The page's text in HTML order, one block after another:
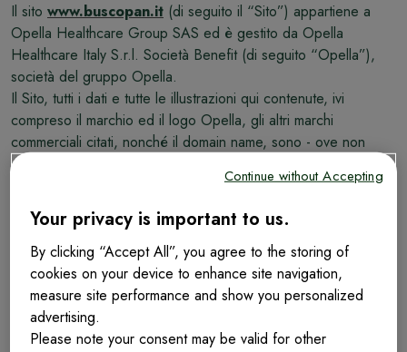
Il sito www.buscopan.it (di seguito il “Sito”) appartiene a
Opella Healthcare Group SAS ed è gestito da Opella
Healthcare Italy S.r.l. Società Benefit (di seguito “Opella”),
società del gruppo Opella.
Il Sito, tutti i dati e tutte le illustrazioni qui contenute, ivi
compreso il marchio ed il logo Opella, gli altri marchi
commerciali citati, nonché il domain name, sono - ove non
diversamente indicato - di esclusiva proprietà di Opella o dei
soggetti che verranno di volta in volta indicati e che hanno
attribuito a Opella il diritto di utilizzo.
Ai sensi della normativa in materia di diritto d'autore, non può
essere fatto alcun uso dei contenuti presenti nel Sito da parte
di terzi senza il preventivo consenso scritto dei relativi titolari.
E' espressamente vietata la riproduzione, con qualsiasi mezzo,
anche elettronico, dei contenuti, nonché eventuali operazioni
di modifica, pubblicazione, traduzione, trasmissione,
Your privacy is important to us.
By clicking “Accept All”, you agree to the storing of
cookies on your device to enhance site navigation,
measure site performance and show you personalized
advertising.
Please note your consent may be valid for other
Continue without Accepting